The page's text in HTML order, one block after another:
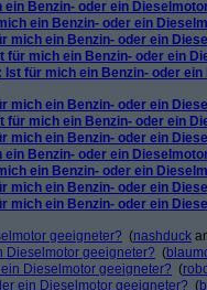
ein Benzin- oder ein
ein Benzin- oder ein
mich ein Benzin- oder ein
für mich ein Benzin- oder ein
Ist für mich ein Benzin- oder
mich ein Benzin- oder ein
für mich ein Benzin- oder ein
mich ein Benzin- oder ein
ein Benzin- oder ein
ein Benzin- oder ein
mich ein Benzin- oder ein
mich ein Benzin- oder ein
geeigneter? (nashduck
Dieselmotor geeigneter? (
Dieselmotor geeigneter? (
ein Dieselmotor geeigneter? (